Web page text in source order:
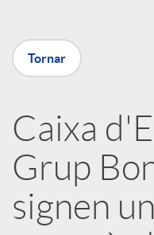
X
r
x
Tornar
Caixa
Grup
signen